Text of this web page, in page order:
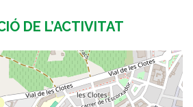
DE L’ACTIVITAT